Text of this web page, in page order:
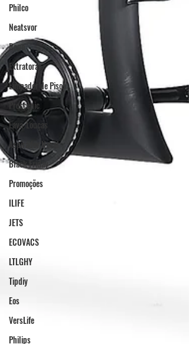
Philco
Neatsvor
Ropo
Extratoras
Limpador de Pisos
Proscenic
Lava-Louças
Aspirador Nasal
Black Friday
Promoções
ILIFE
JETS
ECOVACS
LTLGHY
Tipdiy
Eos
VersLife
Philips